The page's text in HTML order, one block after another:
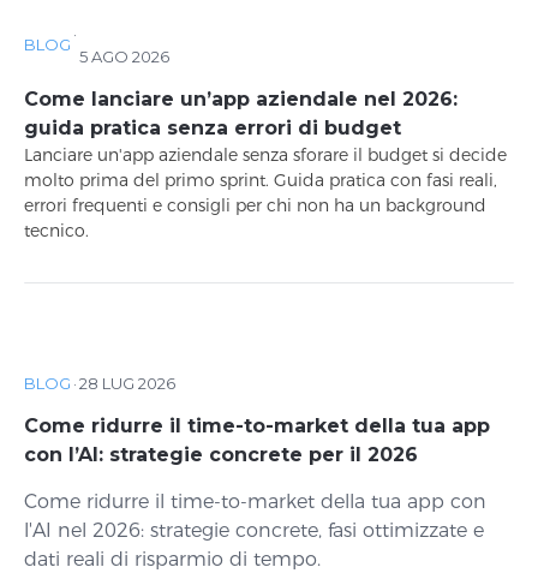
BLOG
·
5 AGO 2026
Come lanciare un’app aziendale nel 2026:
guida pratica senza errori di budget
Lanciare un'app aziendale senza sforare il budget si decide
molto prima del primo sprint. Guida pratica con fasi reali,
errori frequenti e consigli per chi non ha un background
tecnico.
BLOG ·28 LUG 2026
Come ridurre il time-to-market della tua app
con l’AI: strategie concrete per il 2026
Come ridurre il time-to-market della tua app con
l'AI nel 2026: strategie concrete, fasi ottimizzate e
dati reali di risparmio di tempo.